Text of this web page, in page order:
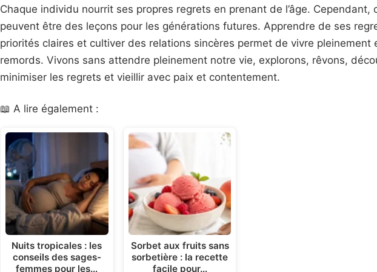
Chaque individu nourrit ses propres regrets en prenant de l’âge. Cependant,
peuvent être des leçons pour les générations futures. Apprendre de ses
priorités claires et cultiver des relations sincères permet de vivre pleinement
remords. Vivons sans attendre pleinement notre vie, explorons, rêvons,
minimiser les regrets et vieillir avec paix et contentement.
📖 A lire également :
Nuits tropicales : les
conseils des sages-
femmes pour les…
Sorbet aux fruits sans
sorbetière : la recette
facile pour…